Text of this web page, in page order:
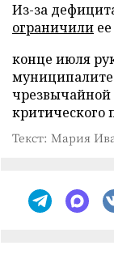
Из-за
ограничили
конце июля
критического
Текст: Мария